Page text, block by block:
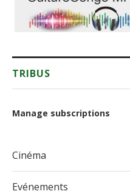
TRIBUS
Manage subscriptions
Cinéma
Evénements